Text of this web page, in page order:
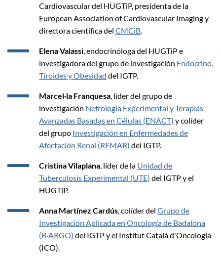
Cardiovascular del HUGTiP, presidenta de la
European Association of Cardiovascular Imaging y
directora científica del CMCiB
Elena Valassi , endocrinóloga del HUGTiP e
investigadora del grupo de investigación Endocrino,
Tiroides y Obesidad del IGTP.
Marcel·la Franquesa , líder del grupo de
investigación Nefrología Experimental y Terapias
Avanzadas Basadas en Células (ENACT) y colíder
del grupo Investigación en Enfermedades de
Afectación Renal (REMAR) del IGTP.
Cristina Vilaplana , líder de la Unidad de
Tuberculosis Experimental (UTE) del IGTP y el
HUGTiP.
Anna Martínez Cardús , colíder del Grupo de
Investigación Aplicada en Oncología de Badalona
(B·ARGO) del IGTP y el Institut Català d'Oncologia
(ICO).